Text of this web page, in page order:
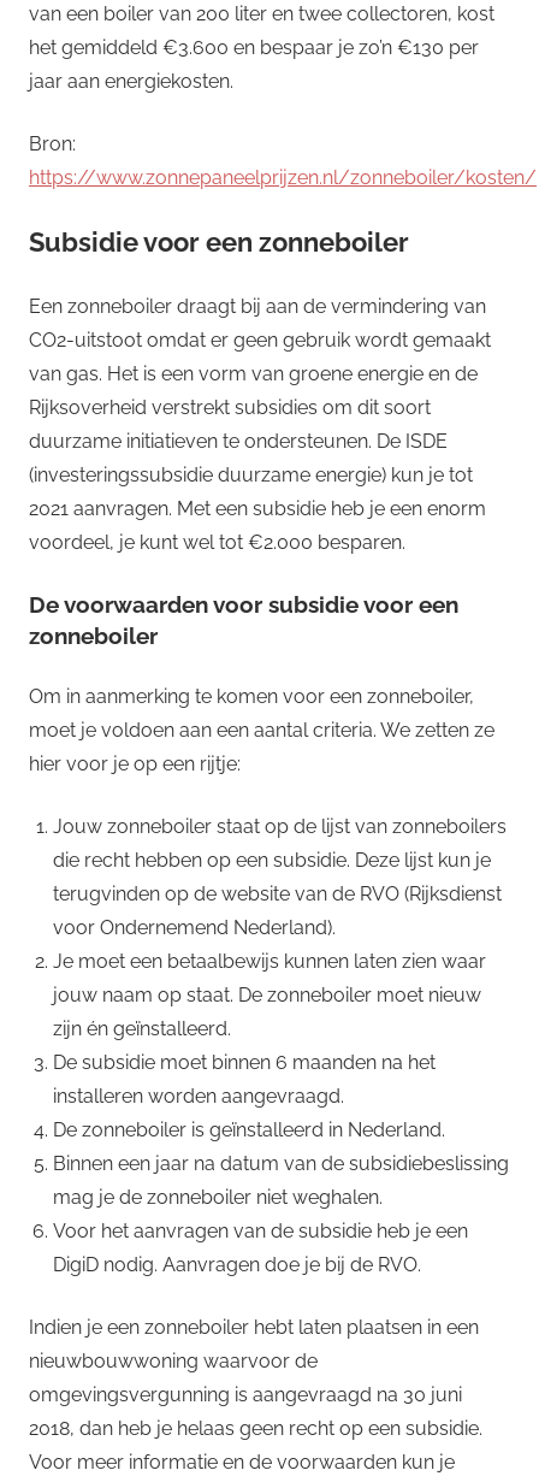
van een boiler van 200 liter en twee collectoren, kost
het gemiddeld €3.600 en bespaar je zo’n €130 per
jaar aan energiekosten.
Bron:
https://www.zonnepaneelprijzen.nl/zonneboiler/kosten/
Subsidie voor een zonneboiler
Een zonneboiler draagt bij aan de vermindering van
CO2-uitstoot omdat er geen gebruik wordt gemaakt
van gas. Het is een vorm van groene energie en de
Rijksoverheid verstrekt subsidies om dit soort
duurzame initiatieven te ondersteunen. De ISDE
(investeringssubsidie duurzame energie) kun je tot
2021 aanvragen. Met een subsidie heb je een enorm
voordeel, je kunt wel tot €2.000 besparen.
De voorwaarden voor subsidie voor een
zonneboiler
Om in aanmerking te komen voor een zonneboiler,
moet je voldoen aan een aantal criteria. We zetten ze
hier voor je op een rijtje:
Jouw zonneboiler staat op de lijst van zonneboilers
die recht hebben op een subsidie. Deze lijst kun je
terugvinden op de website van de RVO (Rijksdienst
voor Ondernemend Nederland).
Je moet een betaalbewijs kunnen laten zien waar
jouw naam op staat. De zonneboiler moet nieuw
zijn én geïnstalleerd.
De subsidie moet binnen 6 maanden na het
installeren worden aangevraagd.
De zonneboiler is geïnstalleerd in Nederland.
Binnen een jaar na datum van de subsidiebeslissing
mag je de zonneboiler niet weghalen.
Voor het aanvragen van de subsidie heb je een
DigiD nodig. Aanvragen doe je bij de RVO.
Indien je een zonneboiler hebt laten plaatsen in een
nieuwbouwwoning waarvoor de
omgevingsvergunning is aangevraagd na 30 juni
2018, dan heb je helaas geen recht op een subsidie.
Voor meer informatie en de voorwaarden kun je